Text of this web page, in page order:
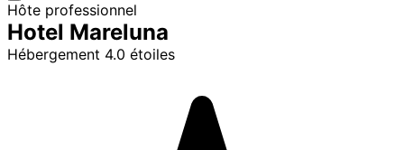
Hôte professionnel
Hotel Mareluna
Hébergement 4.0 étoiles